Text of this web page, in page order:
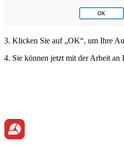
3. Klicken Sie auf „OK“, um Ihre
4. Sie können jetzt mit der Arbeit an